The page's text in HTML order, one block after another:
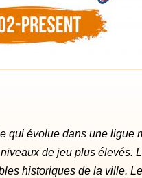
qui évolue dans une ligue
de jeu plus élevés.
historiques de la ville.